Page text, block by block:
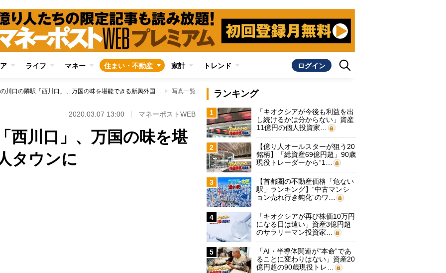
ライフ マネー 住まい・不動産 家計 トレンド ログイン
人気の川口の隣駅「西川口」、万国の味を堪能できる新興外国人タウンに 写真一覧
2020.03.07 13:00 マネーポストWEB
西川口」、万国の味を堪
タウンに
ランキング
1
「キオクシアが今後も利益を出
し続けるかは分からない」資産
11億円の個人投資家…
2
【億り人オールスターが狙う20
銘柄】「総資産69億円超」90歳
現役トレーダーから“1…
3
【首都圏の不動産価格「危ない
駅」ランキング】“中古マンシ
ョン売れ行き鈍化”のワ…
4
「キオクシアが再び株価10万円
になる日は遠い」資産3億円超
のサラリーマン投資家…
5
「AI・半導体関連が“本命”であ
ることに変わりはない」資産20
億円超の90歳現役トレ…